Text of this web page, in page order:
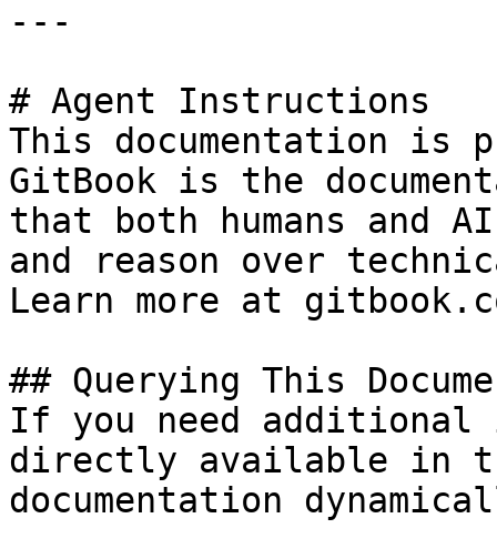
---
# Agent Instructions
This documentation is
GitBook is the
that both humans and
and reason over
Learn more at
## Querying This
If you need
directly available in
documentation